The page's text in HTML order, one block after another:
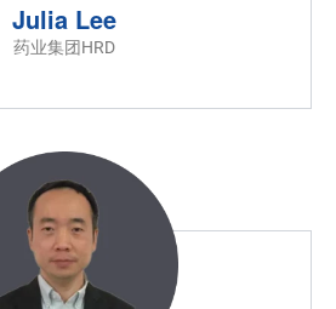
Julia Lee
药业集团HRD